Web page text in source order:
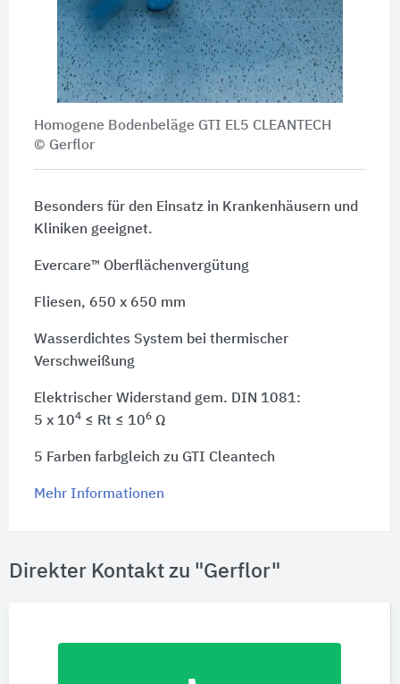
Homogene Bodenbeläge GTI EL5 CLEANTECH
© Gerflor
Besonders für den Einsatz in Krankenhäusern und
Kliniken geeignet.
Evercare™ Oberflächenvergütung
Fliesen, 650 x 650 mm
Wasserdichtes System bei thermischer
Verschweißung
Elektrischer Widerstand gem. DIN 1081:
5 x 104≤ Rt ≤ 106Ω
5 Farben farbgleich zu GTI Cleantech
Mehr Informationen
Direkter Kontakt zu "Gerflor"